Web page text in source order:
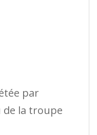
par
de la troupe